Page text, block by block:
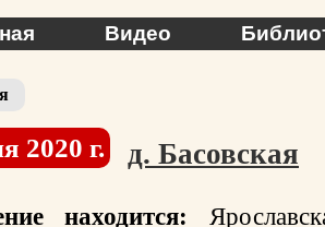
Видео
2020 г. д. Басовская
находится: